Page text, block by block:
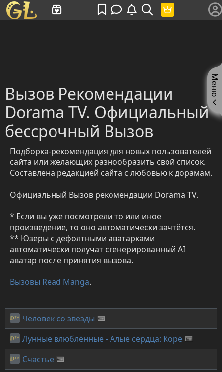
Вызов Рекомендации
Dorama TV. Официальный
бессрочный Вызов
Подборка-рекомендация для новых пользователей
сайта или желающих разнообразить свой список.
Составлена редакцией сайта с любовью к дорамам.
Официальный Вызов рекомендации Dorama TV.
* Если вы уже посмотрели то или иное
произведение, то оно автоматически зачтётся.
** Юзеры с дефолтными аватарками
автоматически получат сгенерированный AI
аватар после принятия вызова.
Вызовы Read Manga.
Человек со звезды
Лунные влюблённые - Алые сердца: Корё
Счастье
Меню